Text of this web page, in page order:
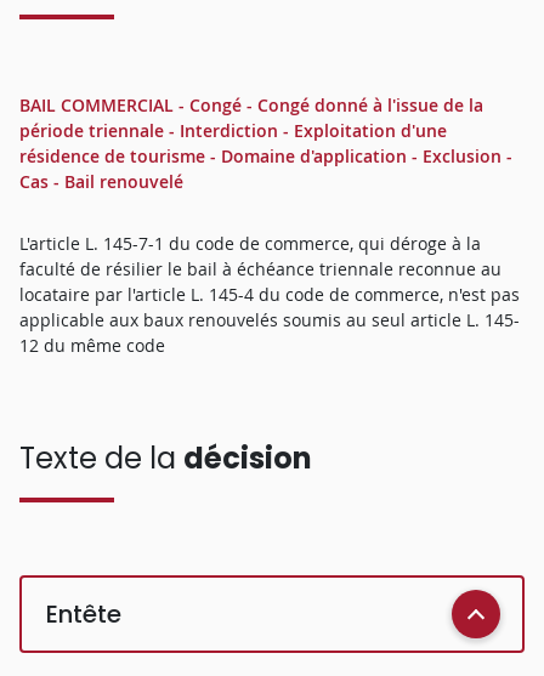
BAIL COMMERCIAL - Congé - Congé donné à l'issue de la
période triennale - Interdiction - Exploitation d'une
résidence de tourisme - Domaine d'application - Exclusion -
Cas - Bail renouvelé
L'article L. 145-7-1 du code de commerce, qui déroge à la
faculté de résilier le bail à échéance triennale reconnue au
locataire par l'article L. 145-4 du code de commerce, n'est pas
applicable aux baux renouvelés soumis au seul article L. 145-
12 du même code
Texte de la décision
Entête